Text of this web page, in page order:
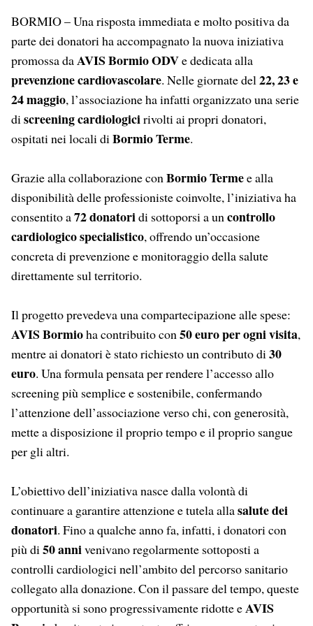
BORMIO – Una risposta immediata e molto positiva da
parte dei donatori ha accompagnato la nuova iniziativa
promossa daAVIS Bormio ODVe dedicata alla
prevenzione cardiovascolare. Nelle giornate del22, 23 e
24 maggio, l’associazione ha infatti organizzato una serie
discreening cardiologicirivolti ai propri donatori,
ospitati nei locali diBormio Terme.
Grazie alla collaborazione conBormio Termee alla
disponibilità delle professioniste coinvolte, l’iniziativa ha
consentito a72 donatoridi sottoporsi a uncontrollo
cardiologico specialistico, offrendo un’occasione
concreta di prevenzione e monitoraggio della salute
direttamente sul territorio.
Il progetto prevedeva una compartecipazione alle spese:
AVIS Bormioha contribuito con50 euro per ogni visita,
mentre ai donatori è stato richiesto un contributo di30
euro. Una formula pensata per rendere l’accesso allo
screening più semplice e sostenibile, confermando
l’attenzione dell’associazione verso chi, con generosità,
mette a disposizione il proprio tempo e il proprio sangue
per gli altri.
L’obiettivo dell’iniziativa nasce dalla volontà di
continuare a garantire attenzione e tutela allasalute dei
donatori. Fino a qualche anno fa, infatti, i donatori con
più di50 annivenivano regolarmente sottoposti a
controlli cardiologici nell’ambito del percorso sanitario
collegato alla donazione. Con il passare del tempo, queste
opportunità si sono progressivamente ridotte eAVIS